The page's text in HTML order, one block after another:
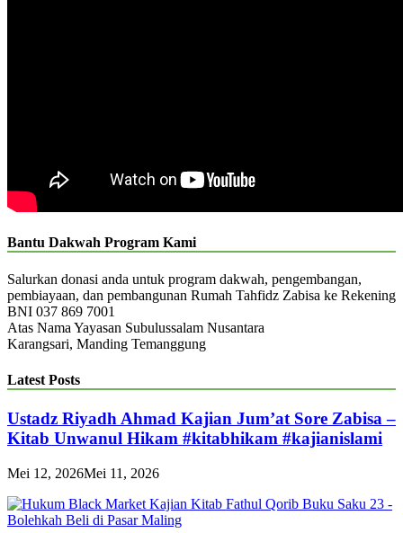
Bantu Dakwah Program Kami
Salurkan donasi anda untuk program dakwah, pengembangan,
pembiayaan, dan pembangunan Rumah Tahfidz Zabisa ke Rekening
BNI 037 869 7001
Atas Nama Yayasan Subulussalam Nusantara
Karangsari, Manding Temanggung
Latest Posts
Ustadz Riyadh Ahmad Kajian Jum’at Sore Zabisa –
Kitab Unwanul Hikam #kitabhikam #kajianislami
Mei 12, 2026Mei 11, 2026